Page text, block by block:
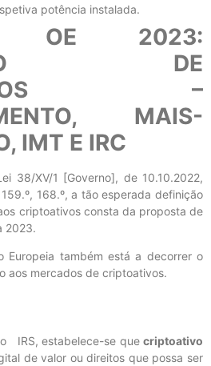
potência instalada.
OE 2023:
DE
–
MAIS-
IMT E IRC
38/XV/1 [Governo], de 10.10.2022,
168.º, a tão esperada definição
criptoativos consta da proposta de
2023.
Europeia também está a decorrer o
aos mercados de criptoativos.
IRS, estabelece-se que criptoativo
de valor ou direitos que possa ser